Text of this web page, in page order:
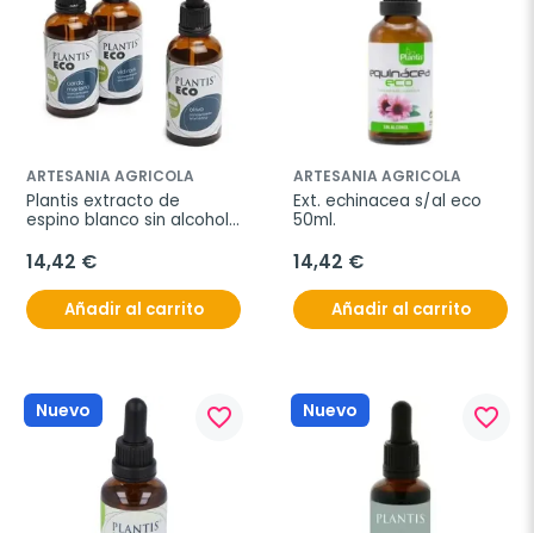
ARTESANIA AGRICOLA
Plantis extracto de
espino blanco sin alcohol
14,42 €
Añadir al carrito
ARTESANIA AGRICOLA
Ext. echinacea s/al eco
50ml.
14,42 €
Añadir al carrito
Nuevo favorite_border Nuevo favorite_border